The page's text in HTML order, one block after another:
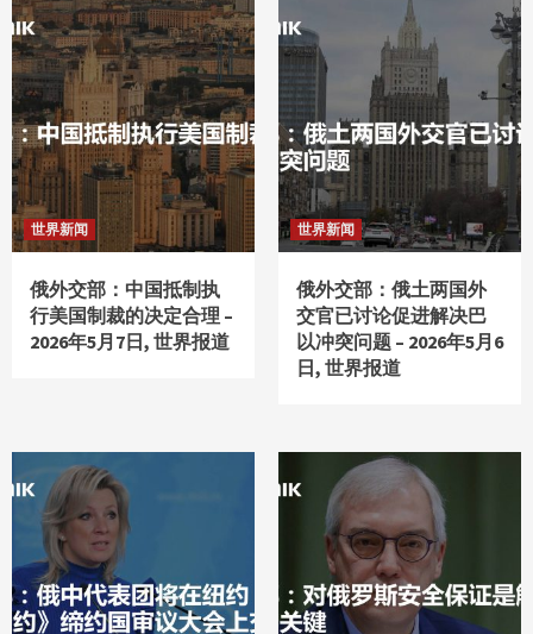
世界新闻
俄外交部：中国抵制执
行美国制裁的决定合理 –
2026年5月7日, 世界报道
世界新闻
俄外交部：俄土两国外
交官已讨论促进解决巴
以冲突问题 – 2026年5月6
日, 世界报道